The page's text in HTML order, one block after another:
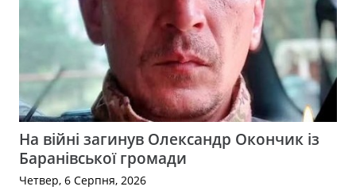
На війні загинув Олександр Окончик із
Баранівської громади
Четвер, 6 Серпня, 2026